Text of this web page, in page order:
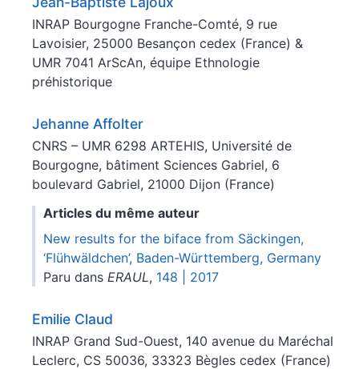
INRAP Bourgogne Franche-Comté, 9 rue
Lavoisier, 25000 Besançon cedex (France) &
UMR 7041 ArScAn, équipe Ethnologie
préhistorique
Jehanne Affolter
CNRS – UMR 6298 ARTEHIS, Université de
Bourgogne, bâtiment Sciences Gabriel, 6
boulevard Gabriel, 21000 Dijon (France)
Articles du même auteur
New results for the biface from Säckingen,
‘Flühwäldchen’, Baden-Württemberg, Germany
Paru dans ERAUL, 148 | 2017
Emilie Claud
INRAP Grand Sud-Ouest, 140 avenue du Maréchal
Leclerc, CS 50036, 33323 Bègles cedex (France)